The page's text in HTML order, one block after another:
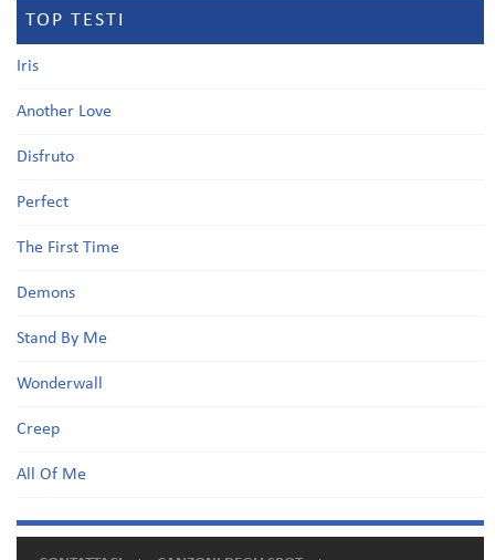
TOP TESTI
Iris
Another Love
Disfruto
Perfect
The First Time
Demons
Stand By Me
Wonderwall
Creep
All Of Me